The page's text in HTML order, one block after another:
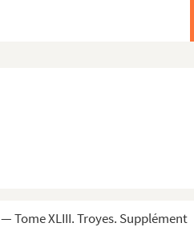
Tome XLIII. Troyes. Supplément